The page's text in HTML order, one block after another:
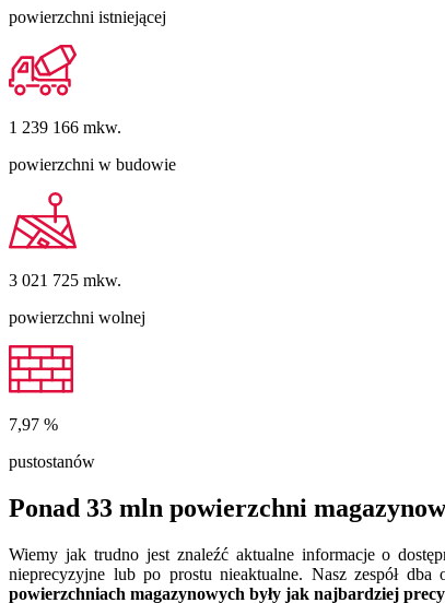
powierzchni istniejącej
1 239 166 mkw.
powierzchni w budowie
3 021 725 mkw.
powierzchni wolnej
7,97 %
pustostanów
Ponad 33 mln powierzchni
Wiemy jak trudno jest znaleźć aktualne informacje o
nieprecyzyjne lub po prostu nieaktualne. Nasz zespół
powierzchniach magazynowych były jak najbardziej